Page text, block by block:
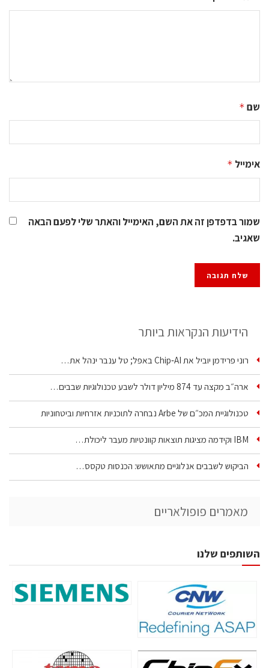
שם *
אימייל *
שמור בדפדפן זה את השם, האימייל והאתר שלי לפעם הבאה
שאגיב.
הידיעות הנקראות ביותר
רוני פרידמן יוביל את Chip‑AI באפל; טל ענבר ינהל את…
ארה״ב מקצה עד 874 מיליון דולר לשבע טכנולוגיות שבבים…
טכנולוגיית המכ״ם של Arbe נבחרה לתוכניות אזרחיות וביטחוניות
IBM וקידמה מציגות תוצאות קוונטיות מעבר ליכולת…
הביקוש לשבבים אנלוגיים מתאושש: הכנסות טקסס…
מאמרים פופולאריים
השותפים שלנו